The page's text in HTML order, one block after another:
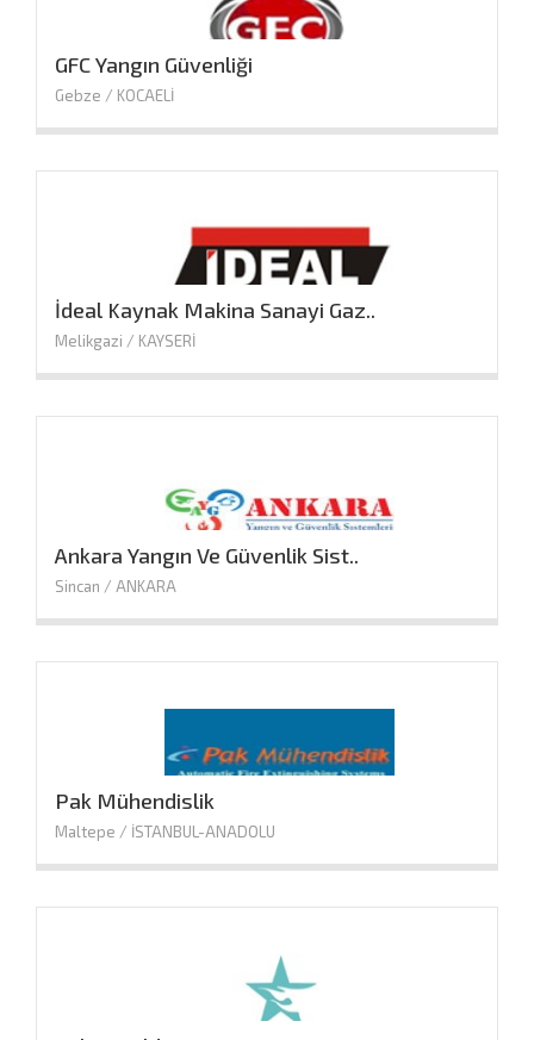
GFC Yangın Güvenliği
Gebze / KOCAELİ
İdeal Kaynak Makina Sanayi Gaz..
Melikgazi / KAYSERİ
Ankara Yangın Ve Güvenlik Sist..
Sincan / ANKARA
Pak Mühendislik
Maltepe / İSTANBUL-ANADOLU